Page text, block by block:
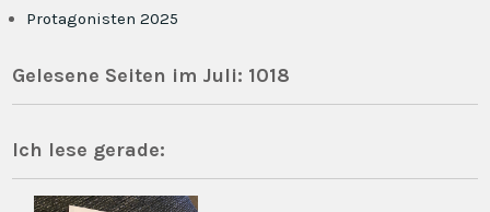
Protagonisten 2025
Gelesene Seiten im Juli: 1018
Ich lese gerade: